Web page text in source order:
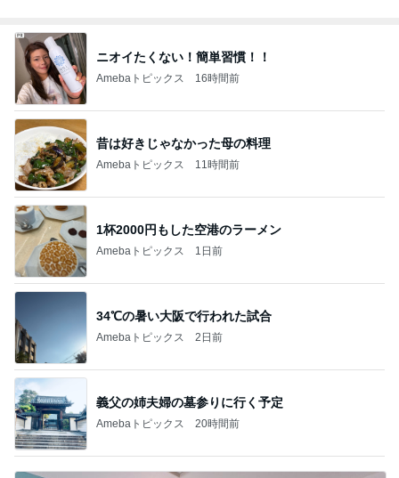
ニオイたくない！簡単習慣！！
Amebaトピックス 16時間前
昔は好きじゃなかった母の料理
Amebaトピックス 11時間前
1杯2000円もした空港のラーメン
Amebaトピックス 1日前
34℃の暑い大阪で行われた試合
Amebaトピックス 2日前
義父の姉夫婦の墓参りに行く予定
Amebaトピックス 20時間前